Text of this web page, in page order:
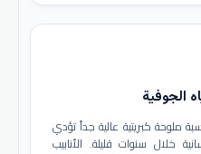
الجوفية
ملوحة كبريتية عالية جداً تؤدي
خلال سنوات قليلة. الأنابيب